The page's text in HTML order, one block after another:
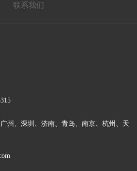
联系我们
州、深圳、济南、青岛、南京、杭州、天